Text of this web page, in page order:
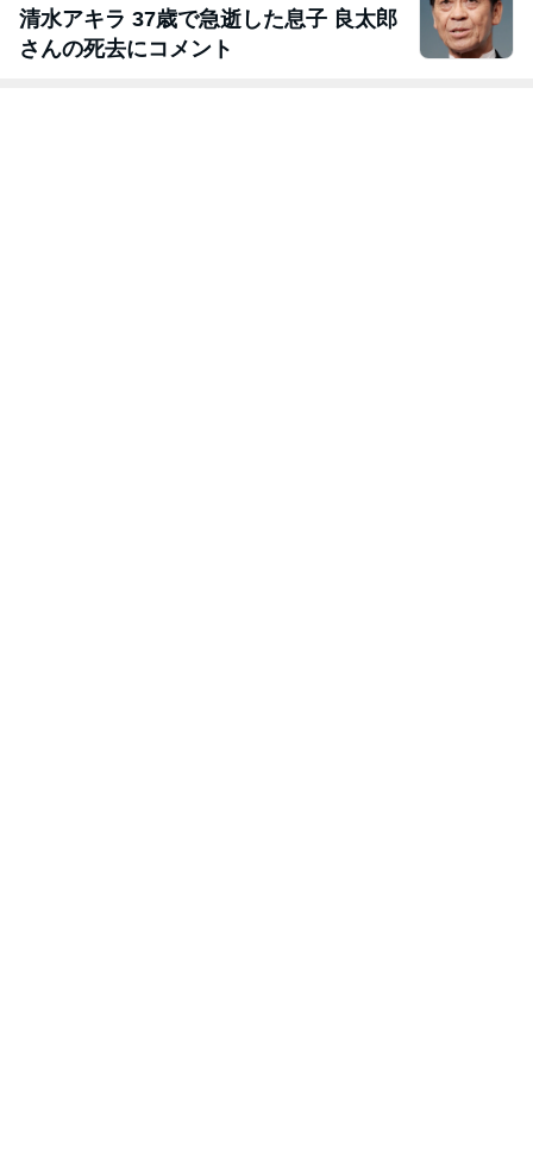
清水アキラ 37歳で急逝した息子 良太郎
さんの死去にコメント